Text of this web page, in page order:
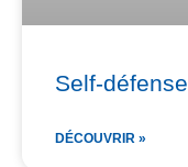
Self-défense
DÉCOUVRIR »